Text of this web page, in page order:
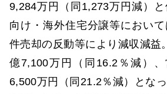
9,284万円（同1,273万円減）
向け・海外住宅分譲等におい
件売却の反動等により減収減益
億7,100万円（同16.2％減）
6,500万円（同21.2％減）とな